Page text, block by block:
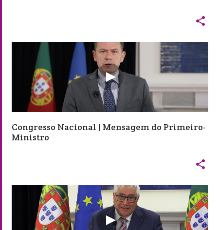

Congresso Nacional | Mensagem do Primeiro-
Ministro
